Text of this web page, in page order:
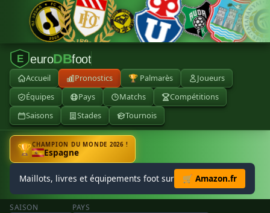
E euroDBfoot
Accueil Pronostics 🏆 Palmarès
Joueurs
Équipes
Pays Matchs
Compétitions
Saisons
Stades Tournois
🏆CHAMPION DU MONDE 2026 !
Espagne
Maillots, livres et équipements foot sur 🛒 Amazon.fr
SAISON PAYS